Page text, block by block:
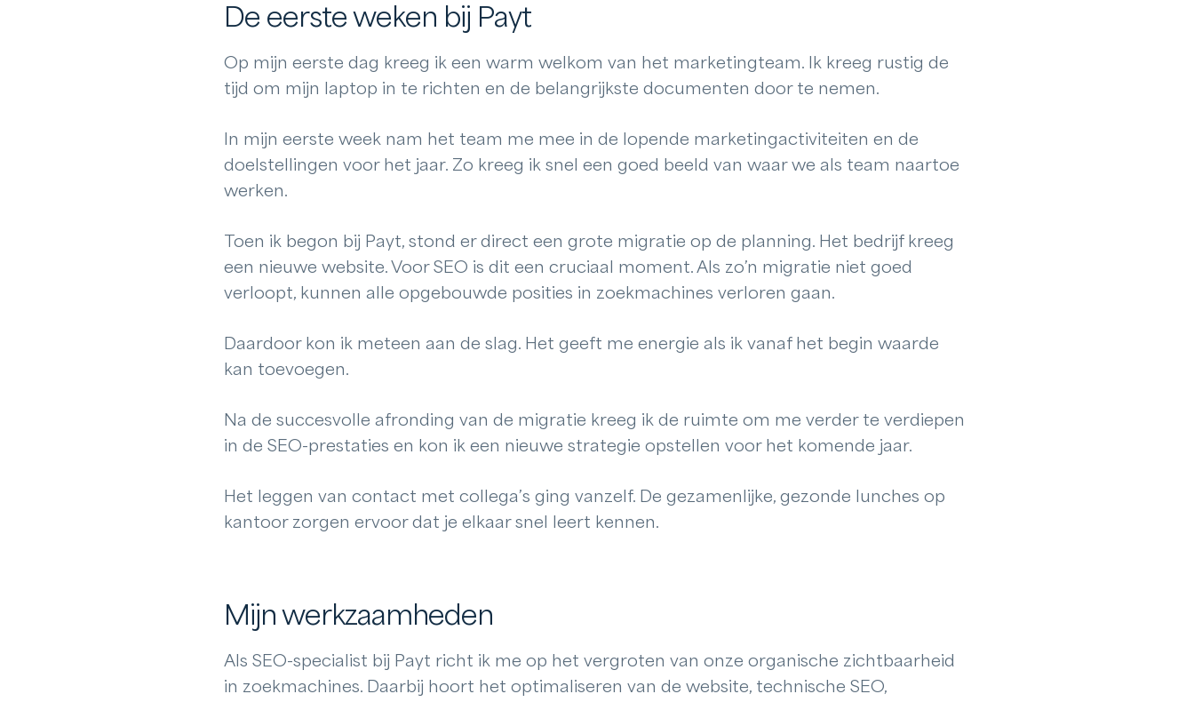
De eerste weken bij Payt
Op mijn eerste dag kreeg ik een warm welkom van het marketingteam. Ik kreeg rustig de
tijd om mijn laptop in te richten en de belangrijkste documenten door te nemen.
In mijn eerste week nam het team me mee in de lopende marketingactiviteiten en de
doelstellingen voor het jaar. Zo kreeg ik snel een goed beeld van waar we als team naartoe
werken.
Toen ik begon bij Payt, stond er direct een grote migratie op de planning. Het bedrijf kreeg
een nieuwe website. Voor SEO is dit een cruciaal moment. Als zo’n migratie niet goed
verloopt, kunnen alle opgebouwde posities in zoekmachines verloren gaan.
Daardoor kon ik meteen aan de slag. Het geeft me energie als ik vanaf het begin waarde
kan toevoegen.
Na de succesvolle afronding van de migratie kreeg ik de ruimte om me verder te verdiepen
in de SEO-prestaties en kon ik een nieuwe strategie opstellen voor het komende jaar.
Het leggen van contact met collega’s ging vanzelf. De gezamenlijke, gezonde lunches op
kantoor zorgen ervoor dat je elkaar snel leert kennen.
Mijn werkzaamheden
Als SEO-specialist bij Payt richt ik me op het vergroten van onze organische zichtbaarheid
in zoekmachines. Daarbij hoort het optimaliseren van de website, technische SEO,